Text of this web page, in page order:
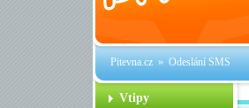
Pitevna.cz» Odeslání SMS
Vtipy